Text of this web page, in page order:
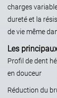
charges
dureté et la
de vie même
Les
Profil de dent
en douceur
Réduction du